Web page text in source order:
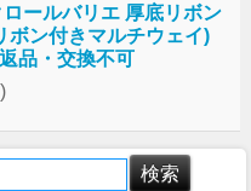
ールバリエ 厚底リボン
ボン付きマルチウェイ)
品・交換不可